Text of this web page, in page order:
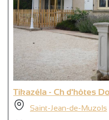
Tikazéla - Ch d'hôtes
Saint-Jean-de-Muzols